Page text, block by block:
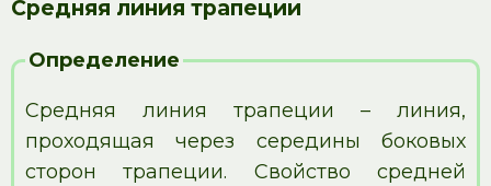
Средняя линия трапеции
Определение
Средняя линия трапеции – линия,
проходящая через середины боковых
сторон трапеции. Свойство средней